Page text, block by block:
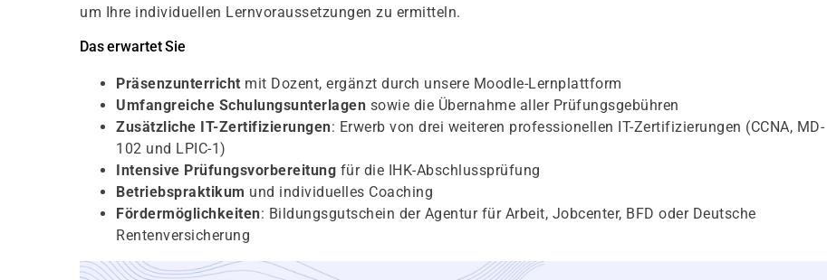
um Ihre individuellen Lernvoraussetzungen zu ermitteln.
Das erwartet Sie
Präsenzunterricht mit Dozent, ergänzt durch unsere Moodle-Lernplattform
Umfangreiche Schulungsunterlagen sowie die Übernahme aller Prüfungsgebühren
Zusätzliche IT-Zertifizierungen: Erwerb von drei weiteren professionellen IT-Zertifizierungen (CCNA, MD-
102 und LPIC-1)
Intensive Prüfungsvorbereitung für die IHK-Abschlussprüfung
Betriebspraktikum und individuelles Coaching
Fördermöglichkeiten: Bildungsgutschein der Agentur für Arbeit, Jobcenter, BFD oder Deutsche
Rentenversicherung